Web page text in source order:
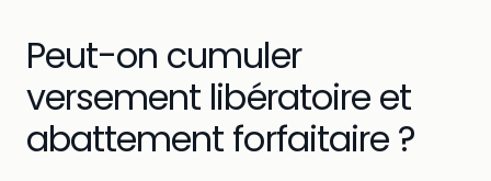
Peut-on cumuler
versement libératoire et
abattement forfaitaire ?